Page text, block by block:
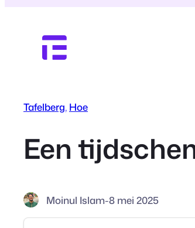
Tafelberg, Hoe
Een
Moinul Islam-8 mei 2025